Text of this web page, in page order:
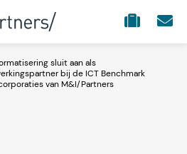
sluit aan als
bij de ICT Benchmark
van M&I/Partners